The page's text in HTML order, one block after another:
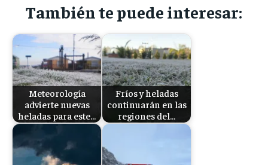
También te puede interesar:
Meteorología
advierte nuevas
heladas para este…
Fríos y heladas
continuarán en las
regiones del…